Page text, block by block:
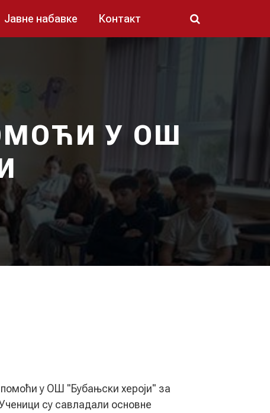
Јавне набавке Контакт
У ОШ
у ОШ "Бубањски хероји" за
су савладали основне